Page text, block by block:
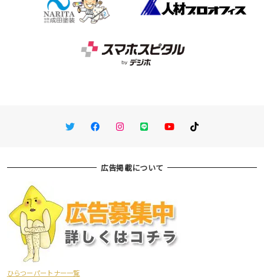
TwitterFacebookInstagram
LINE You TubeTikTok
広告掲載について
ひらつーパートナー一覧